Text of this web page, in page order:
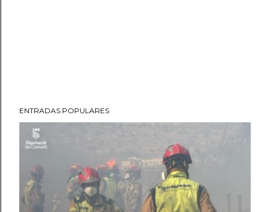
ENTRADAS POPULARES